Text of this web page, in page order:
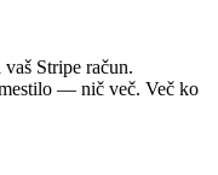
vaš Stripe račun.
— nič več. Več ko